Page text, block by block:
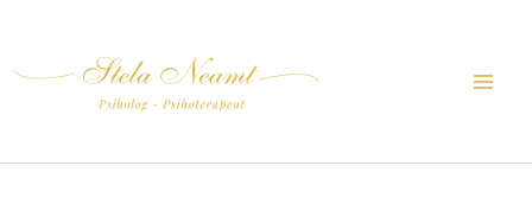
content